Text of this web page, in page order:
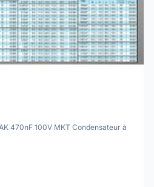
470nF 100V MKT Condensateur à